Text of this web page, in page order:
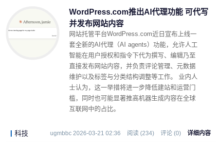
WordPress.com推出AI代理功能 可代写
并发布网站内容
网站托管平台WordPress.com近日宣布上线一
套全新的AI代理（AI agents）功能，允许人工
智能在用户授权和指令下代为撰写、编辑乃至
直接发布网站内容，并负责评论管理、元数据
维护以及标签与分类结构调整等工作。 业内人
士认为，这一举措将进一步降低建站和运营门
槛，同时也可能显著推高机器生成内容在全球
互联网中的占比。
科技 ugmbbc 2026-03-21 02:36 阅读 (234) 评论 (0) 详细内容